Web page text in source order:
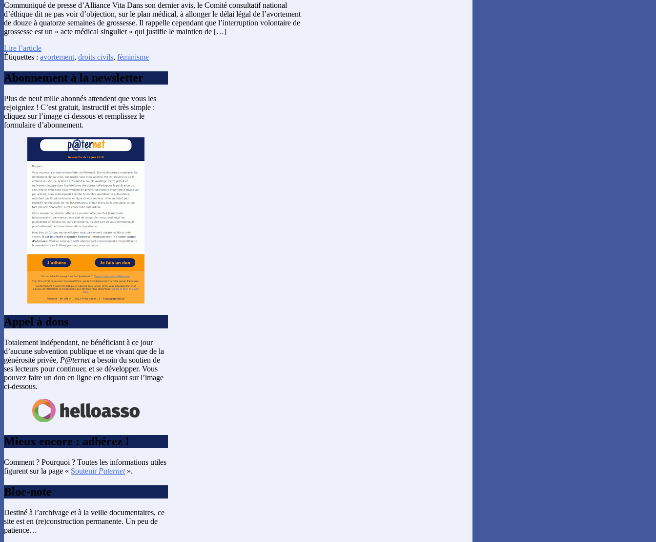
Communiqué de presse d’Alliance Vita Dans son dernier avis, le Comité consultatif national
d’éthique dit ne pas voir d’objection, sur le plan médical, à allonger le délai légal de l’avortement
de douze à quatorze semaines de grossesse. Il rappelle cependant que l’interruption volontaire de
grossesse est un « acte médical singulier » qui justifie le maintien de […]
Lire l’article
Étiquettes : avortement, droits civils, féminisme
Abonnement à la newsletter
Plus de neuf mille abonnés attendent que vous les
rejoigniez ! C’est gratuit, instructif et très simple :
cliquez sur l’image ci-dessous et remplissez le
formulaire d’abonnement.
Appel à dons
Totalement indépendant, ne bénéficiant à ce jour
d’aucune subvention publique et ne vivant que de la
générosité privée, P@terneta besoin du soutien de
ses lecteurs pour continuer, et se développer. Vous
pouvez faire un don en ligne en cliquant sur l’image
ci-dessous.
Mieux encore : adhérez !
Comment ? Pourquoi ? Toutes les informations utiles
figurent sur la page « Soutenir Paternet».
Bloc-note
Destiné à l’archivage et à la veille documentaires, ce
site est en (re)construction permanente. Un peu de
patience…